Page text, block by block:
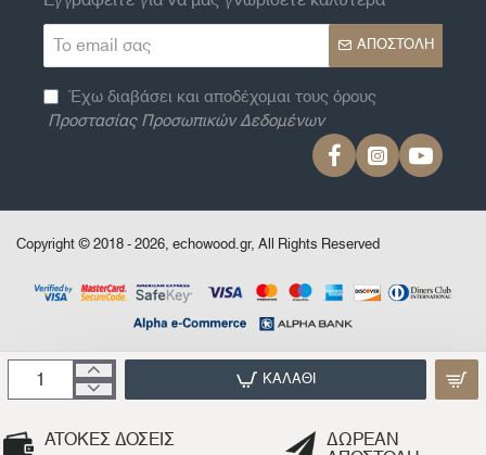
ΚΑΛΆΘΙ
ΑΤΟΚΕΣ ΔΟΣΕΙΣ ΔΩΡΕΑΝ
Το
email
σας
ΑΠΟΣΤΟΛΉ
Έχω διαβάσει και αποδέχομαι τους όρους
Προστασίας Προσωπικών Δεδομένων
Copyright © 2018 - 2026, echowood.gr, All Rights Reserved